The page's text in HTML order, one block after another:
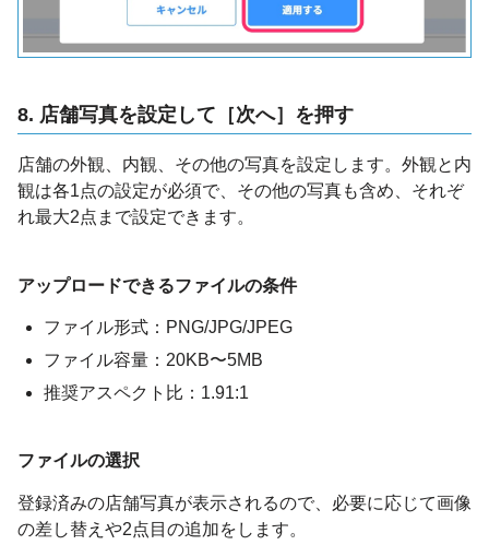
8. 店舗写真を設定して［次へ］を押す
店舗の外観、内観、その他の写真を設定します。外観と内
観は各1点の設定が必須で、その他の写真も含め、それぞ
れ最大2点まで設定できます。
アップロードできるファイルの条件
ファイル形式：PNG/JPG/JPEG
ファイル容量：20KB〜5MB
推奨アスペクト比：1.91:1
ファイルの選択
登録済みの店舗写真が表示されるので、必要に応じて画像
の差し替えや2点目の追加をします。